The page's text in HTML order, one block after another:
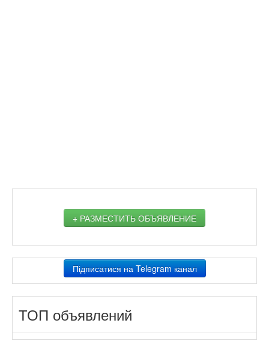
+ РАЗМЕСТИТЬ ОБЪЯВЛЕНИЕ
Підписатися на Telegram канал
ТОП объявлений